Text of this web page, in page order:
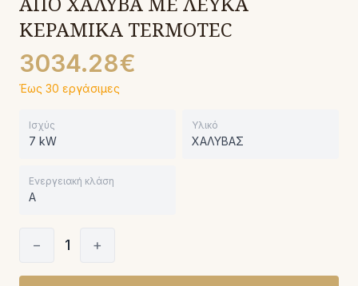
ΚΕΡΑΜΙΚΑ TERMOTEC
3034.28€
Έως 30 εργάσιμες
Ισχύς
7 kW
Υλικό
ΧΑΛΥΒΑΣ
Ενεργειακή κλάση
A
− 1 +